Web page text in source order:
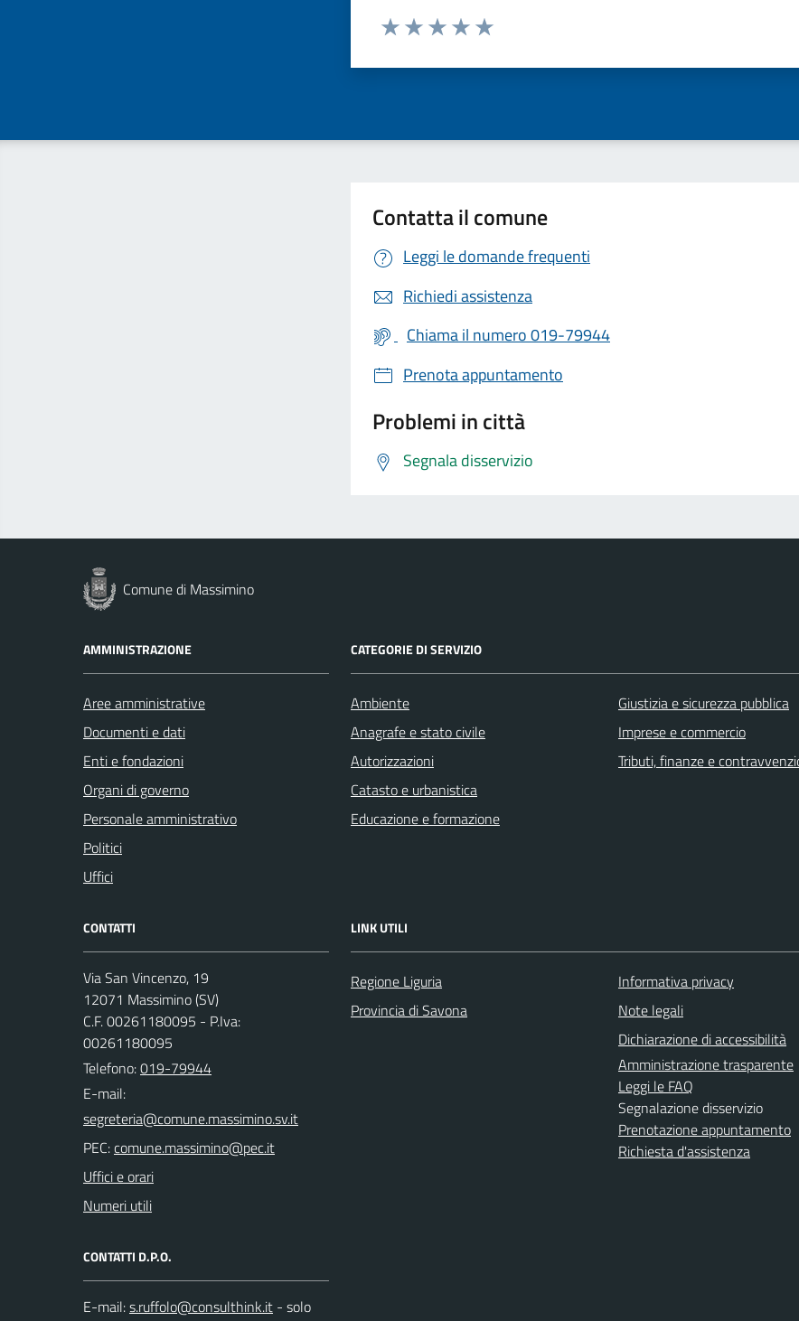
Valuta da 1 a 5 stelle la pagina
Contatta il comune
Leggi le domande frequenti
Richiedi assistenza
Chiama il numero 019-79944
Prenota appuntamento
Problemi in città
Segnala disservizio
Comune di Massimino
AMMINISTRAZIONE
Aree amministrative
Documenti e dati
Enti e fondazioni
Organi di governo
Personale amministrativo
Politici
Uffici
CATEGORIE DI SERVIZIO
Ambiente
Anagrafe e stato civile
Autorizzazioni
Catasto e urbanistica
Educazione e formazione
Giustizia e sicurezza pubblica
Imprese e commercio
Tributi, finanze e
CONTATTI
Via San Vincenzo, 19
12071 Massimino (SV)
C.F. 00261180095 - P.Iva:
00261180095
Telefono:019-79944
E-mail:
PEC:
Uffici e orari
Numeri utili
CONTATTI D.P.O.
E-mail:
- solo
LINK UTILI
Regione Liguria
Provincia di Savona
Informativa privacy
Note legali
Dichiarazione di accessibilità
Amministrazione trasparente
Leggi le FAQ
Segnalazione disservizio
Prenotazione appuntamento
Richiesta d'assistenza